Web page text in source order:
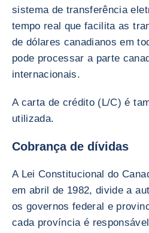
sistema de transferência
tempo real que facilita as
de dólares canadianos em
pode processar a parte
internacionais.
A carta de crédito (L/C) é
utilizada.
Cobrança de dívidas
A Lei Constitucional do
em abril de 1982, divide a
os governos federal e
cada província é